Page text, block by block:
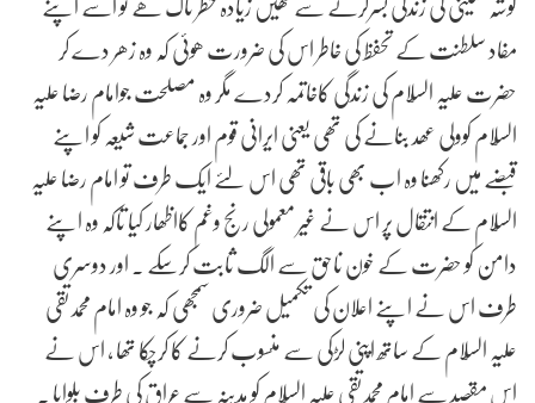
مفاد سلطنت کے تحفظ کی خاطر اس کی ضرورت ھوئی کہ وہ زھر دے کر
حضرت علیہ السّلام کی زندگی کاخاتمہ کردے مگر وہ مصلحت جوامام رضا علیہ
السّلام کوولی عھد بنانے کی تھی یعنی ایرانی قوم اور جماعت شیعہ کو اپنے
قبضے میں رکھنا وہ اب بھی باقی تھی اس لئے ایک طرف تو امام رضا علیہ
السّلام کے انتقال پر اس نے غیر معمولی رنج وغم کااظھار کیا تاکہ وہ اپنے
دامن کو حضرت کے خون ناحق سے الگ ثابت کرسکے . اور دوسری
طرف اس نے اپنے اعلان کی تکمیل ضروری سمجھی کہ جو وہ امام محمدتقی
علیہ السّلام کے ساتھ اپنی لڑکی سے منسوب کرنے کا کرچکا تھا , اس نے